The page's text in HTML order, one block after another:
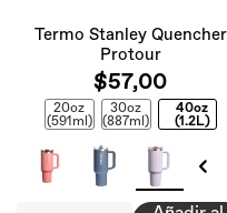
Termo Stanley Quencher
Protour
$57,00
20oz
(591ml)
30oz
(887ml)
40oz
(1.2L)